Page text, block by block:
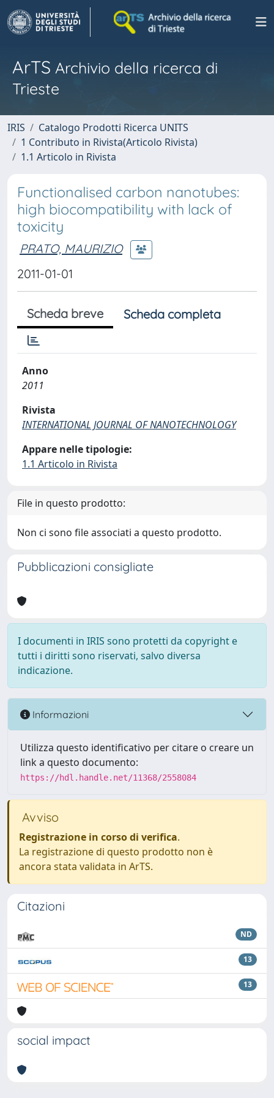
ArTS Archivio della ricerca di
Trieste
IRIS
Catalogo Prodotti Ricerca UNITS
1 Contributo in Rivista(Articolo Rivista)
1.1 Articolo in Rivista
Functionalised carbon nanotubes:
high biocompatibility with lack of
toxicity
PRATO, MAURIZIO
2011-01-01
Scheda breve Scheda completa
Anno
2011
Rivista
INTERNATIONAL JOURNAL OF NANOTECHNOLOGY
Appare nelle tipologie:
1.1 Articolo in Rivista
File in questo prodotto:
Non ci sono file associati a questo prodotto.
Pubblicazioni consigliate
I documenti in IRIS sono protetti da copyright e
tutti i diritti sono riservati, salvo diversa
indicazione.
Informazioni
Utilizza questo identificativo per citare o creare un
link a questo documento:
https://hdl.handle.net/11368/2558084
Avviso
Registrazione in corso di verifica.
La registrazione di questo prodotto non è
ancora stata validata in ArTS.
Citazioni
ND
13
13
social impact